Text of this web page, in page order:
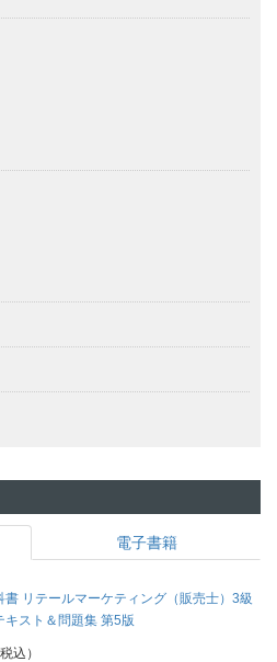
電子書籍
書 リテールマーケティング（販売士）3級
キスト＆問題集 第5版
込）